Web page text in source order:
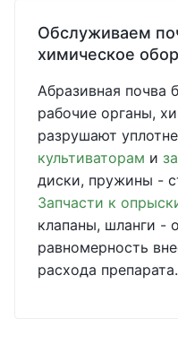
Обслуживаем
химическое
Абразивная почва
рабочие органы,
разрушают
культиваторам и
диски, пружины -
Запчасти к
клапаны, шланги -
равномерность
расхода препарата.